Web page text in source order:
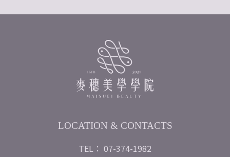
LOCATION & CONTACTS
TEL： 07-374-1982